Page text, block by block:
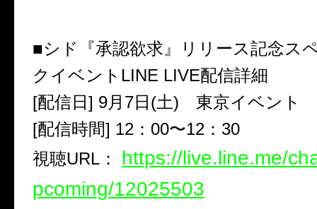
■シド『承認欲求』リリース記念ス
クイベントLINE LIVE配信詳細
[配信日] 9月7日(土) 東京イベント
[配信時間] 12：00〜12：30
視聴URL： https://live.line.me/
pcoming/12025503